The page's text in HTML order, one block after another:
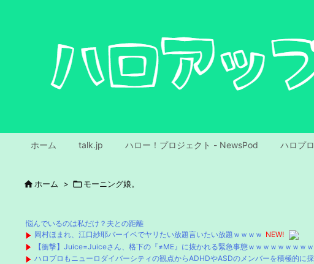
ホーム talk.jp ハロー！プロジェクト - NewsPod ハロプ
 ホーム > モーニング娘。
悩んでいるのは私だけ？夫との距離
岡村ほまれ、江口紗耶バーイベでヤリたい放題言いたい放題ｗｗｗｗ NEW!
【衝撃】Juice=Juiceさん、格下の『≠ME』に抜かれる緊急事態ｗｗｗｗｗｗｗｗ
ハロプロもニューロダイバーシティの観点からADHDやASDのメンバーを積極的に